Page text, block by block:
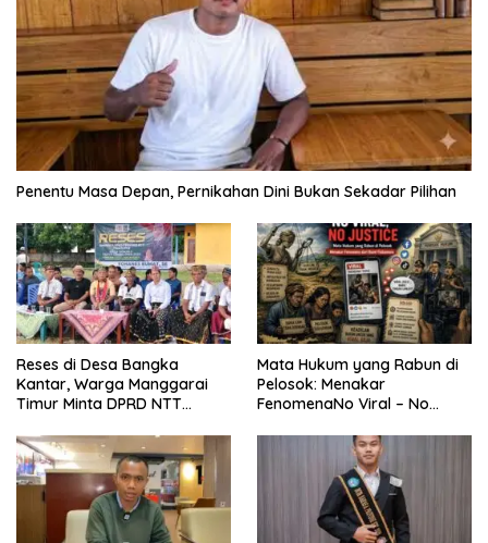
Penentu Masa Depan, Pernikahan Dini Bukan Sekadar Pilihan
Reses di Desa Bangka
Kantar, Warga Manggarai
Timur Minta DPRD NTT
Pergub Larangan Beli BBM
Bersubsidi Bagi Penunggak
Pajak
Mata Hukum yang Rabun di
Pelosok: Menakar
FenomenaNo Viral – No